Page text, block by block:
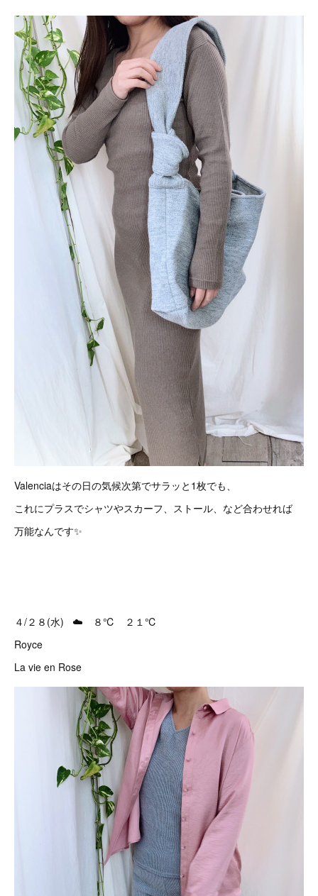
Valenciaはその日の気候次第でサラッと1枚でも、
これにプラスでシャツやスカーフ、ストール、など合わせれば
万能なんです✨
４/２８(水) ☁️ ８℃ ２１℃
Royce
La vie en Rose